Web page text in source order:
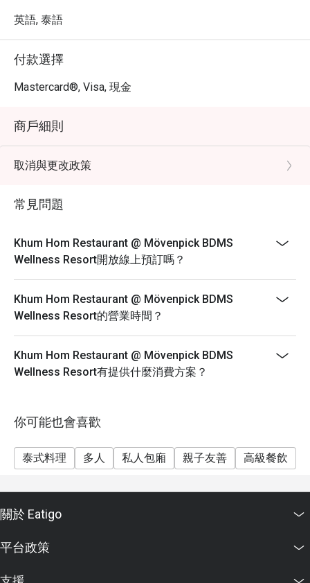
英語, 泰語
付款選擇
Mastercard®, Visa, 現金
商戶細則
取消與更改政策
常見問題
Khum Hom Restaurant @ Mövenpick BDMS
Wellness Resort開放線上預訂嗎？
Khum Hom Restaurant @ Mövenpick BDMS
Wellness Resort的營業時間？
Khum Hom Restaurant @ Mövenpick BDMS
Wellness Resort有提供什麼消費方案？
你可能也會喜歡
泰式料理 多人 私人包廂 親子友善 高級餐飲
關於 Eatigo
平台政策